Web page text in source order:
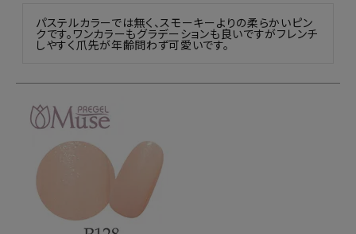
パステルカラーでは無く、スモーキーよりの柔らかいピン
クです。ワンカラーもグラデーションも良いですがフレンチ
しやすく爪先が年齢問わず可愛いです。